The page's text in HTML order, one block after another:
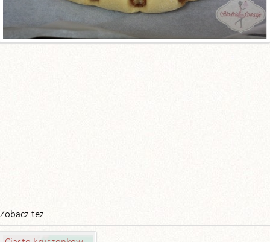
Zobacz też